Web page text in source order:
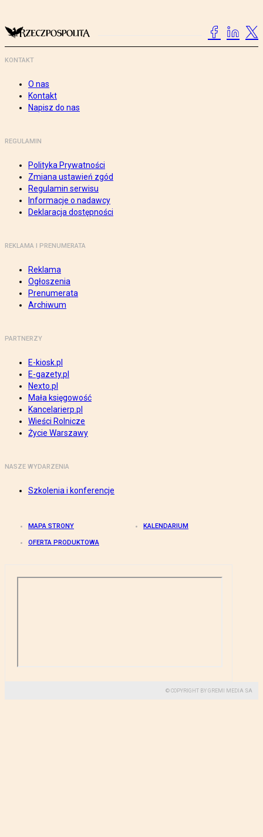
KONTAKT
O nas
Kontakt
Napisz do nas
REGULAMIN
Polityka Prywatności
Zmiana ustawień zgód
Regulamin serwisu
Informacje o nadawcy
Deklaracja dostępności
REKLAMA I PRENUMERATA
Reklama
Ogłoszenia
Prenumerata
Archiwum
PARTNERZY
E-kiosk.pl
E-gazety.pl
Nexto.pl
Mała księgowość
Kancelarierp.pl
Wieści Rolnicze
Życie Warszawy
NASZE WYDARZENIA
Szkolenia i konferencje
MAPA STRONY KALENDARIUM
OFERTA PRODUKTOWA
© COPYRIGHT BY GREMI MEDIA SA